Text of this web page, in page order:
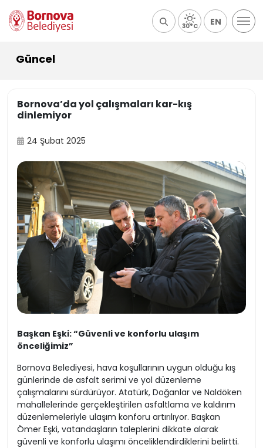
30°C EN
Güncel
Bornova’da yol çalışmaları kar-kış
dinlemiyor
24 Şubat 2025
Başkan Eşki: “Güvenli ve konforlu ulaşım
önceliğimiz”
Bornova Belediyesi, hava koşullarının uygun olduğu kış
günlerinde de asfalt serimi ve yol düzenleme
çalışmalarını sürdürüyor. Atatürk, Doğanlar ve Naldöken
mahallelerinde gerçekleştirilen asfaltlama ve kaldırım
düzenlemeleriyle ulaşım konforu artırılıyor. Başkan
Ömer Eşki, vatandaşların taleplerini dikkate alarak
güvenli ve konforlu ulaşımı önceliklendirdiklerini belirtti.